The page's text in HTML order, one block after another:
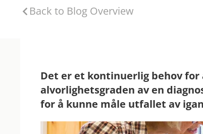
Back to Blog Overview
Det er et kontinuerlig behov
alvorlighetsgraden av en
for å kunne måle utfallet av